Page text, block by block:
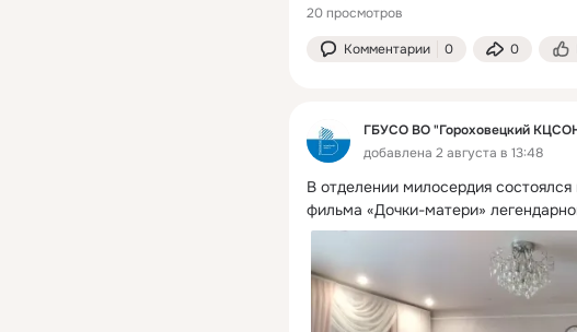
20 просмотров
Комментарии 0 0
ГБУСО ВО "Гороховецкий
добавлена 2 августа в 13:48
В отделении милосердия
фильма «Дочки-матери»